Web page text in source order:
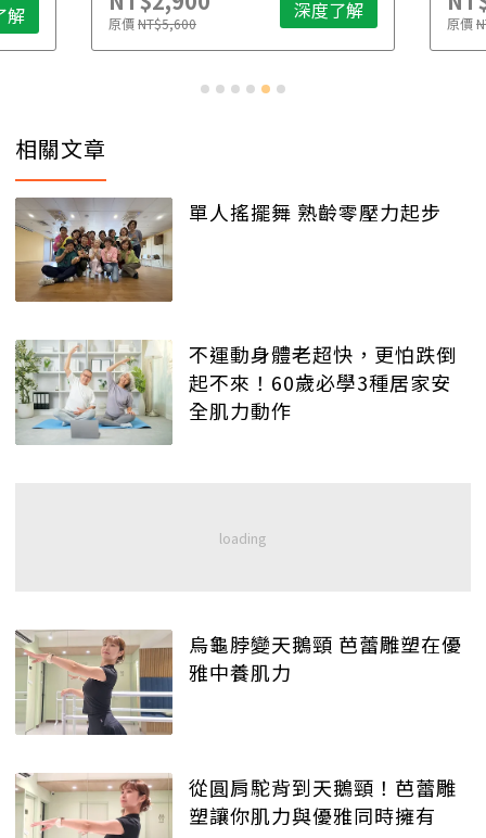
解 原價NT$5,600 深度了解 原價
相關文章
單人搖擺舞 熟齡零壓力起步
不運動身體老超快，更怕跌倒
起不來！60歲必學3種居家安
全肌力動作
烏龜脖變天鵝頸 芭蕾雕塑在優
雅中養肌力
從圓肩駝背到天鵝頸！芭蕾雕
塑讓你肌力與優雅同時擁有